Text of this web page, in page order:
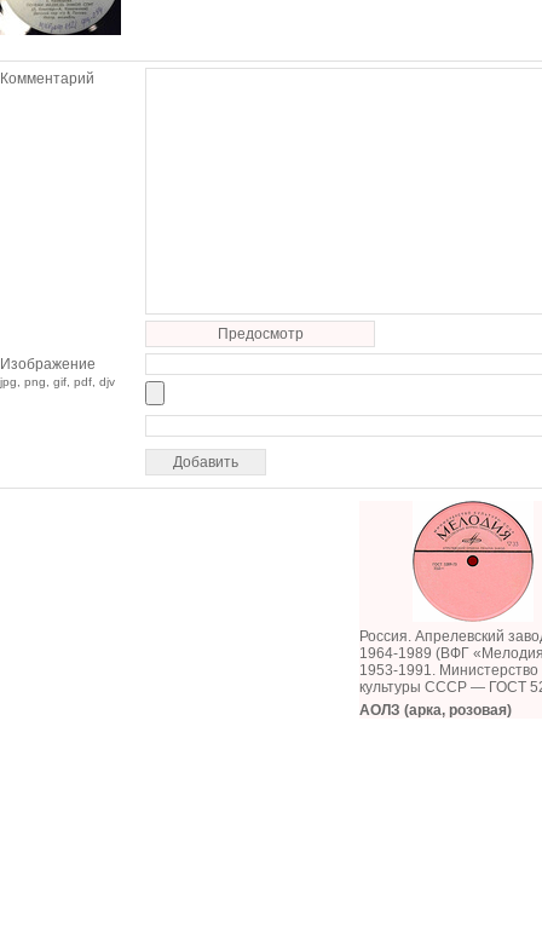
Комментарий
Предосмотр
Изображение
jpg, png, gif, pdf, djv
Россия. Апрелевский
1964-1989 (ВФГ
1953-1991. Министерство
культуры СССР — ГОСТ
АОЛЗ (арка, розовая)